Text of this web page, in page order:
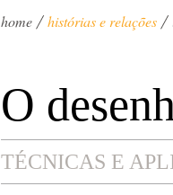
home histórias e relações
O
TÉCNICAS E